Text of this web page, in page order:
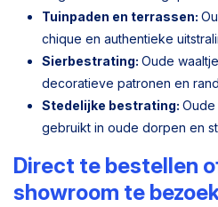
Tuinpaden en terrassen:
chique en authentieke
Sierbestrating: Oude
decoratieve patronen en
Stedelijke bestrating:
gebruikt in oude dorpen en
Direct te bestellen
showroom te